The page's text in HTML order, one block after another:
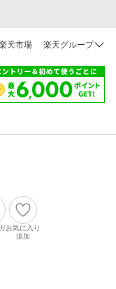
天市場 楽天グループ
お気に入り
追加